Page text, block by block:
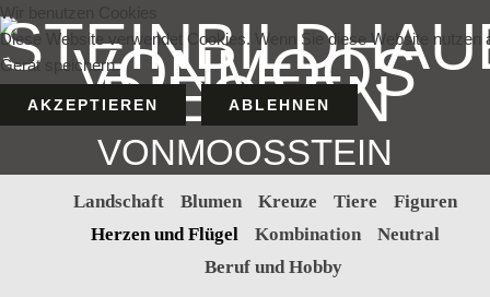
VONMOOSSTEIN
Landschaft Blumen Kreuze Tiere
Figuren
Herzen und Flügel
Kombination
Neutral
Beruf und Hobby
Wir benutzen Cookies
Diese Website verwendet Cookies. Wenn Sie diese Website
Gerät speichern.
AKZEPTIEREN ABLEHNEN